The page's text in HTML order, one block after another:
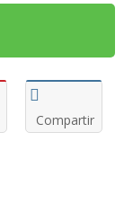
Compartir